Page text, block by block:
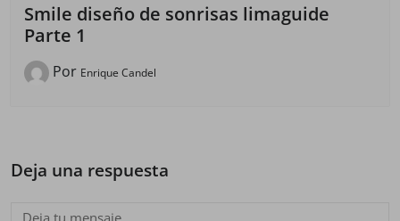
Smile diseño de sonrisas limaguide
Parte 1
Por Enrique Candel
Deja una respuesta